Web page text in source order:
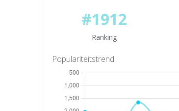
#1912
Ranking
Populariteitstrend